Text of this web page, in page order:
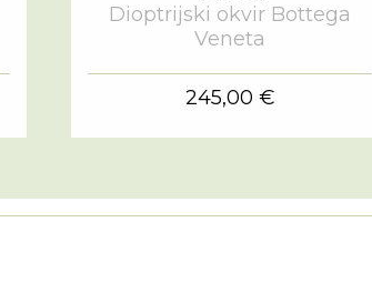
Dioptrijski okvir Bottega
Veneta
245,00 €